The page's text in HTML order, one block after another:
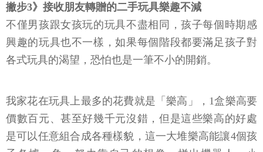
撇步3》接收朋友轉贈的二手玩具樂趣不減
不僅男孩跟女孩玩的玩具不盡相同，孩子每個時期感
興趣的玩具也不一樣，如果每個階段都要滿足孩子對
各式玩具的渴望，恐怕也是一筆不小的開銷。
我家花在玩具上最多的花費就是「樂高」，1盒樂高要
價數百元、甚至好幾千元沒錯，但是這些樂高的好處
是可以任意組合成各種樣貌，這一大堆樂高能讓4個孩